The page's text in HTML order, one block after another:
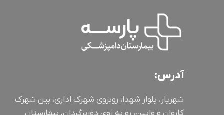
آدرس:
شهریار، بلوار شهدا، روبروی شهرک اداری، بین شهرک